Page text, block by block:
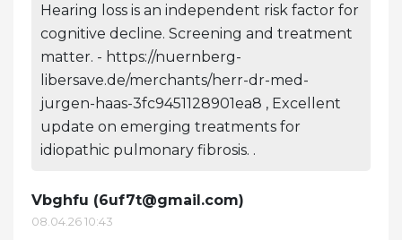
Hearing loss is an independent risk factor for
cognitive decline. Screening and treatment
matter. - https://nuernberg-
libersave.de/merchants/herr-dr-med-
jurgen-haas-3fc9451128901ea8 , Excellent
update on emerging treatments for
idiopathic pulmonary fibrosis. .
Vbghfu (6uf7t@gmail.com)
08.04.26 10:43